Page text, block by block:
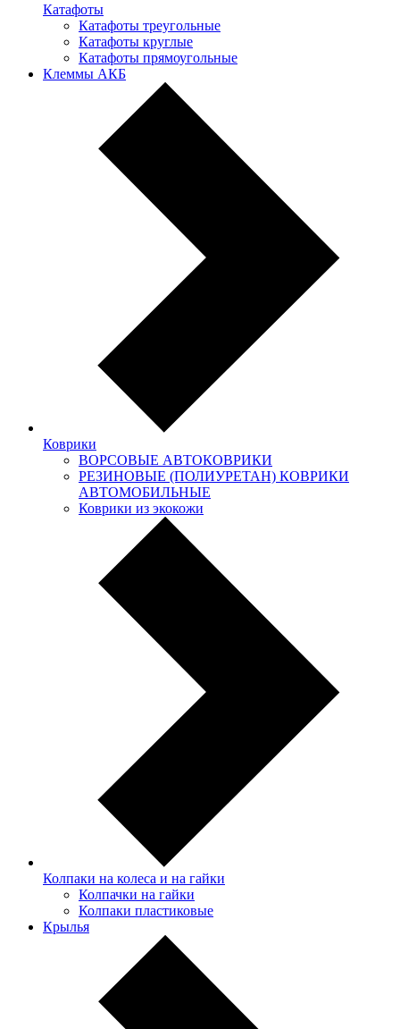
Катафоты
Катафоты треугольные
Катафоты круглые
Катафоты прямоугольные
Клеммы АКБ
Коврики
ВОРСОВЫЕ АВТОКОВРИКИ
РЕЗИНОВЫЕ (ПОЛИУРЕТАН) КОВРИКИ
АВТОМОБИЛЬНЫЕ
Коврики из экокожи
Колпаки на колеса и на гайки
Колпачки на гайки
Колпаки пластиковые
Крылья